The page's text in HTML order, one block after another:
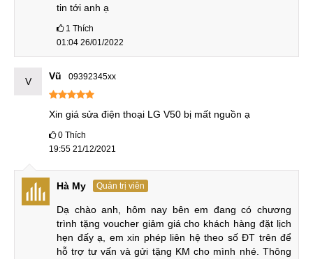
tin tới anh ạ
1 Thích
01:04 26/01/2022
V Vũ 09392345xx
Xin giá sửa điện thoại LG V50 bị mất nguồn ạ
0 Thích
19:55 21/12/2021
Hà My Quản trị viên
Dạ chào anh, hôm nay bên em đang có chương
trình tặng voucher giảm giá cho khách hàng đặt lịch
hẹn đấy ạ, em xin phép liên hệ theo số ĐT trên để
hỗ trợ tư vấn và gửi tặng KM cho mình nhé. Thông